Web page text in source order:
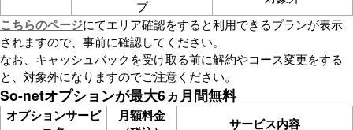
プ
こちらのページにてエリア確認をすると利用できるプランが表示
されますので、事前に確認してください。
なお、キャッシュバックを受け取る前に解約やコース変更をする
と、対象外になりますのでご注意ください。
So-netオプションが最大6ヵ月間無料
オプションサービ
月額料金
サービス内容